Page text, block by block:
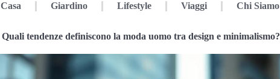
Casa Giardino Lifestyle Viaggi Chi Siamo
Quali tendenze definiscono la moda uomo tra design e minimalismo?